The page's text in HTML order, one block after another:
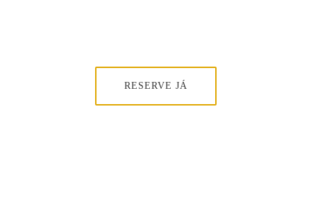
RESERVE JÁ